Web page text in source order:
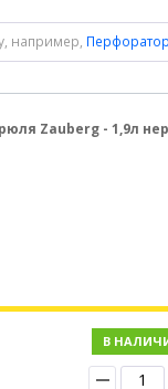
например, Перфоратор
Zauberg - 1,9л
В